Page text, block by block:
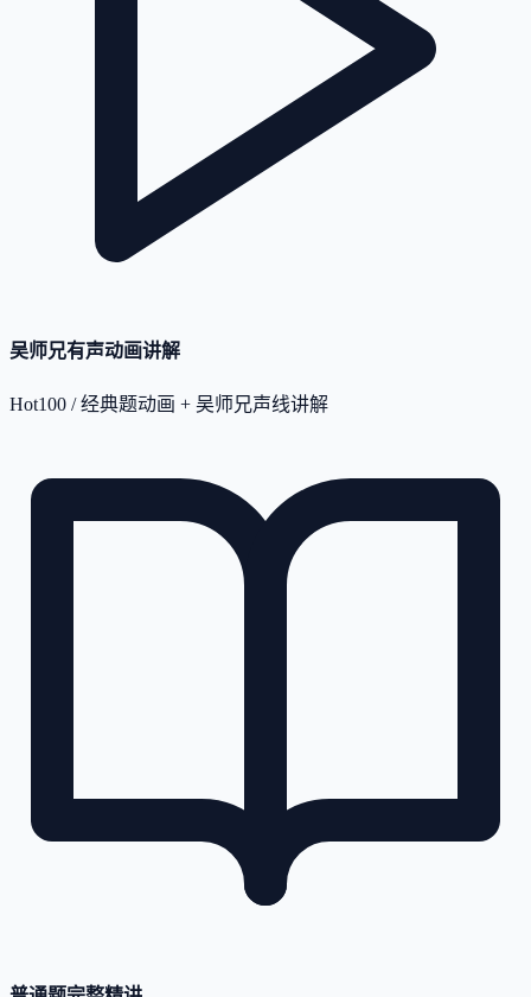
吴师兄有声动画讲解
Hot100 / 经典题动画 + 吴师兄声线讲解